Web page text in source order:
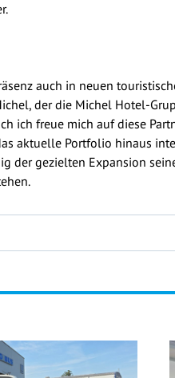
auch in neuen
der die Michel Hotel-
ich freue mich auf diese
aktuelle Portfolio hinaus
der gezielten Expansion